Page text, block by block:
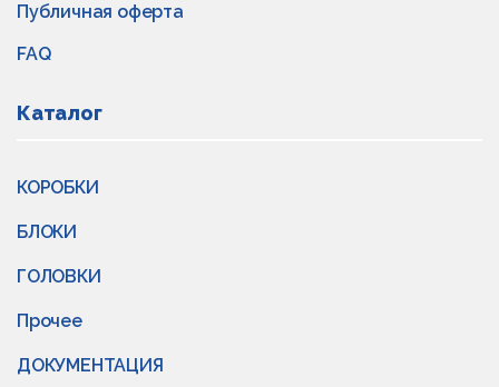
Публичная оферта
FAQ
Каталог
КОРОБКИ
БЛОКИ
ГОЛОВКИ
Прочее
ДОКУМЕНТАЦИЯ